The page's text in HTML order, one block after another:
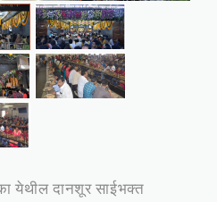
येथील दानशूर साईभक्‍त